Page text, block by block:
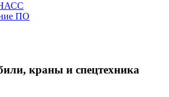
ПО
краны и спецтехника